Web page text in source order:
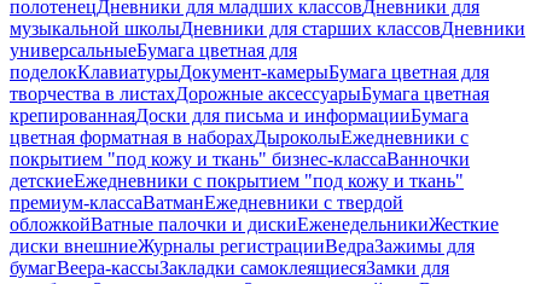
полотенецДневники для младших классовДневники для
музыкальной школыДневники для старших классовДневники
универсальныеБумага цветная для
поделокКлавиатурыДокумент-камерыБумага цветная для
творчества в листахДорожные аксессуарыБумага цветная
крепированнаяДоски для письма и информацииБумага
цветная форматная в наборахДыроколыЕжедневники с
покрытием "под кожу и ткань" бизнес-классаВанночки
детскиеЕжедневники с покрытием "под кожу и ткань"
премиум-классаВатманЕжедневники с твердой
обложкойВатные палочки и дискиЕженедельникиЖесткие
диски внешниеЖурналы регистрацииВедраЗажимы для
бумагВеера-кассыЗакладки самоклеящиесяЗамки для